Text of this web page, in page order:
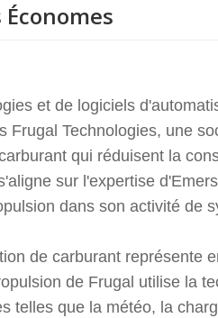
et de logiciels
Frugal Technologies, une
qui réduisent la
sur l'expertise
dans son activité de
de carburant représente
de Frugal utilise la
telles que la météo, la